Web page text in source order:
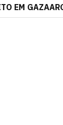
EM GAZA